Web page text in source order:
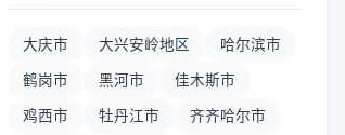
大庆市 大兴安岭地区 哈尔滨市
鹤岗市 黑河市 佳木斯市
鸡西市 牡丹江市 齐齐哈尔市